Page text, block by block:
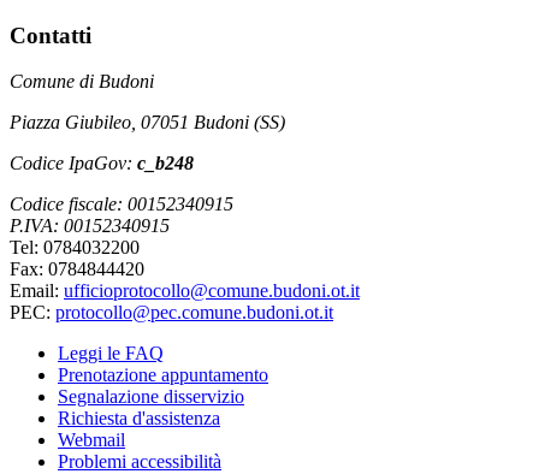
Contatti
Comune di Budoni
Piazza Giubileo, 07051 Budoni (SS)
Codice IpaGov: c_b248
Codice fiscale: 00152340915
P.IVA: 00152340915
Tel: 0784032200
Fax: 0784844420
Email: ufficioprotocollo@comune.budoni.ot.it
PEC: protocollo@pec.comune.budoni.ot.it
Leggi le FAQ
Prenotazione appuntamento
Segnalazione disservizio
Richiesta d'assistenza
Webmail
Problemi accessibilità